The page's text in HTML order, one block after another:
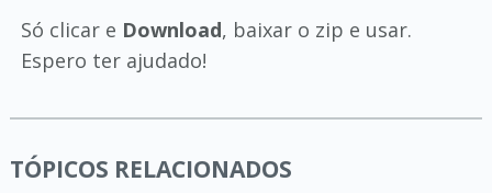
Só clicar e Download, baixar o zip e usar.
Espero ter ajudado!
TÓPICOS RELACIONADOS